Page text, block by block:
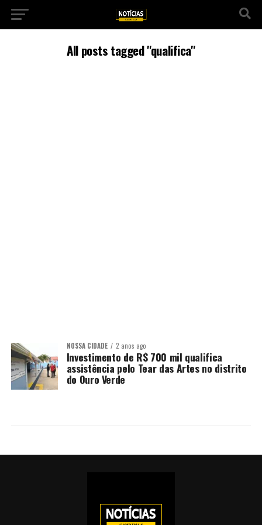
All posts tagged "qualifica"
NOSSA CIDADE 2 anos ago
Investimento de R$ 700 mil qualifica
assistência pelo Tear das Artes no distrito
do Ouro Verde